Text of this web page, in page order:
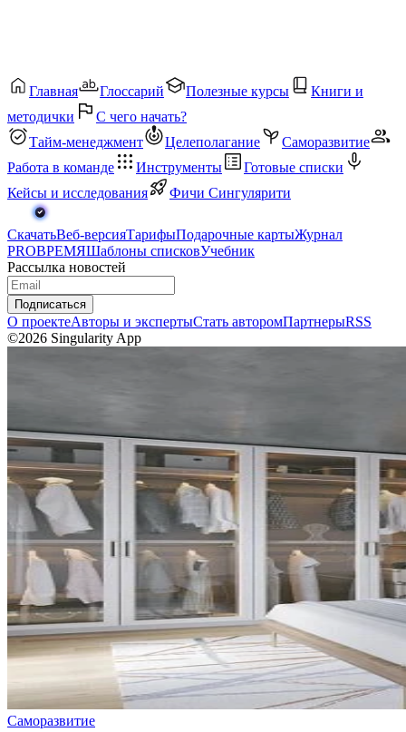
Главная Глоссарий Полезные курсы
Книги и
методички
С чего начать?
Тайм-менеджмент
Целеполагание
Саморазвитие
Работа в команде
Инструменты
Готовые списки
Кейсы и исследования
Фичи Сингулярити
СкачатьВеб-версияТарифыПодарочные картыЖурнал
PROВРЕМЯШаблоны списковУчебник
Рассылка новостей
Подписаться
О проектеАвторы и экспертыСтать авторомПартнерыRSS
©2026 Singularity App
Саморазвитие